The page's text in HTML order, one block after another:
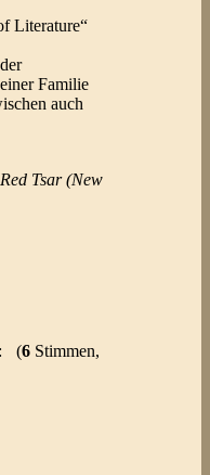
Literature“
Familie
auch
Tsar (New
(6 Stimmen,